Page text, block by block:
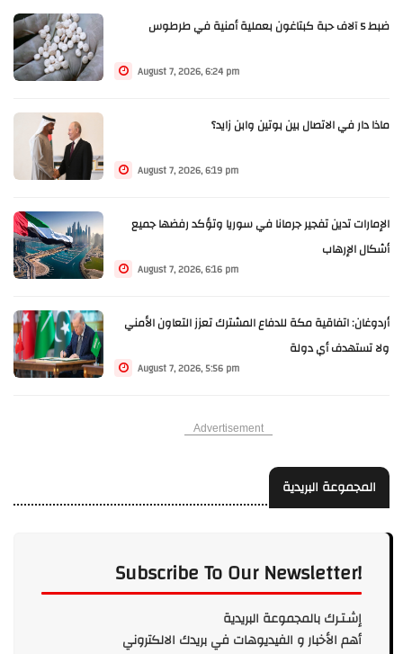
ضبط 5 آلاف حبة كبتاغون بعملية أمنية في طرطوس
August 7, 2026, 6:24 pm
ماذا دار في الاتصال بين بوتين وابن زايد؟
August 7, 2026, 6:19 pm
الإمارات تدين تفجير جرمانا في سوريا وتؤكد رفضها جميع
أشكال الإرهاب
August 7, 2026, 6:16 pm
أردوغان: اتفاقية مكة للدفاع المشترك تعزز التعاون الأمني
ولا تستهدف أي دولة
August 7, 2026, 5:56 pm
Advertisement
المجموعة البريدية
Subscribe To Our Newsletter!
إشـتـرك بالمجموعة البريدية
أهم الأخبار و الفيديوهات في بريدك الالكتروني